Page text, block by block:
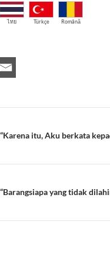
ไทย Türkçe Română
itu, Aku berkata
yang tidak